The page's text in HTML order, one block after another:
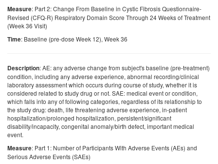
Measure: Part 2: Change From Baseline in Cystic Fibrosis Questionnaire-
Revised (CFQ-R) Respiratory Domain Score Through 24 Weeks of Treatment
(Week 36 Visit)
Time: Baseline (pre-dose Week 12), Week 36
Description: AE: any adverse change from subject's baseline (pre-treatment)
condition, including any adverse experience, abnormal recording/clinical
laboratory assessment which occurs during course of study, whether it is
considered related to study drug or not. SAE: medical event or condition,
which falls into any of following categories, regardless of its relationship to
the study drug: death, life threatening adverse experience, in-patient
hospitalization/prolonged hospitalization, persistent/significant
disability/incapacity, congenital anomaly/birth defect, important medical
event.
Measure: Part 1: Number of Participants With Adverse Events (AEs) and
Serious Adverse Events (SAEs)